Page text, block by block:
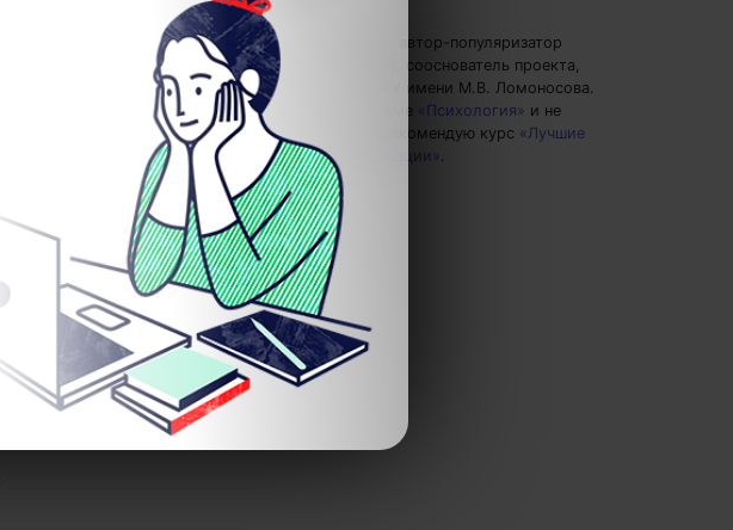
Евгений Буянов
— автор-популяризатор
экспертных знаний, сооснователь проекта,
преподаватель МГУ имени М.В. Ломоносова.
Пишу статьи по теме
«Психология» и не
только, а также рекомендую курс «Лучшие
техники коммуникации» .